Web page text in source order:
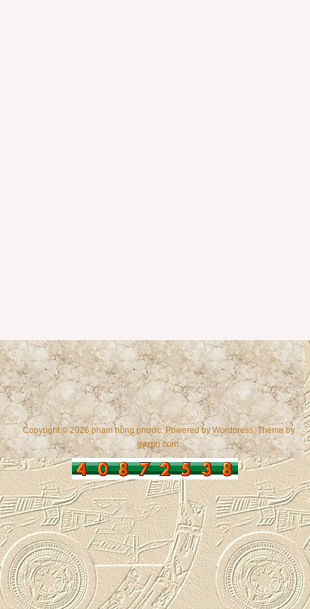
Copyright © 2026 phạm hồng phước. Powered byWordpress , Theme by
gazpo.com.